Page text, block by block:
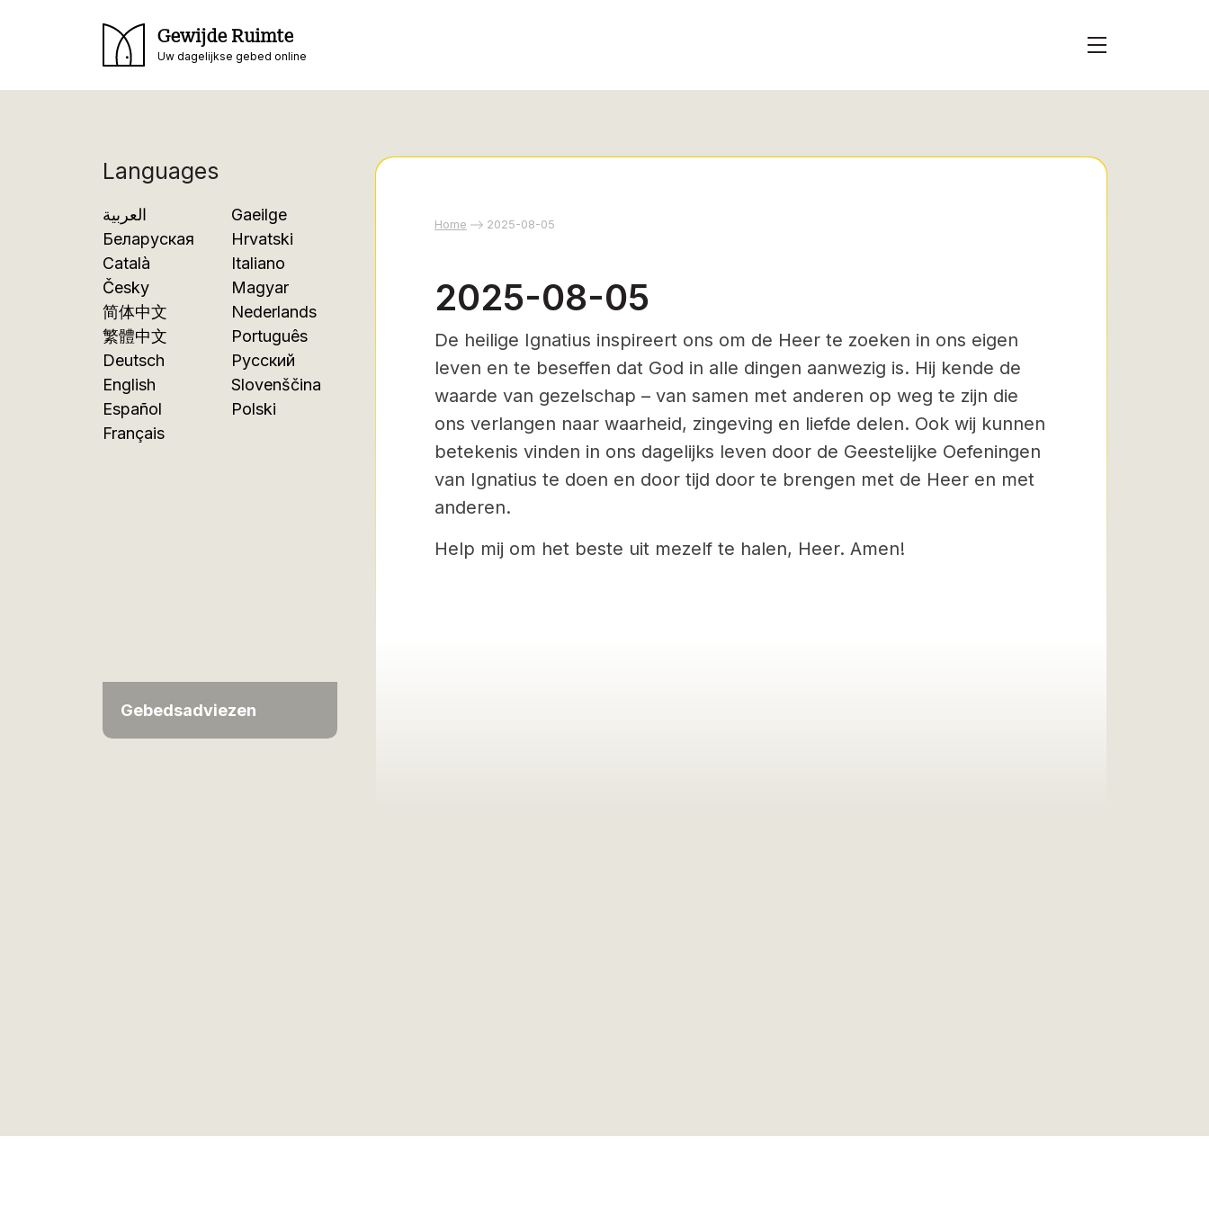
Gewijde Ruimte
Uw dagelijkse gebed online
Languages
العربية
Беларуская
Català
Česky
简体中文
繁體中文
Deutsch
English
Español
Français
Gaeilge
Hrvatski
Italiano
Magyar
Nederlands
Português
Русский
Slovenščina
Polski
Gebedsadviezen
Home 2025-08-05
2025-08-05
De heilige Ignatius inspireert ons om de Heer te zoeken in ons eigen
leven en te beseffen dat God in alle dingen aanwezig is. Hij kende de
waarde van gezelschap – van samen met anderen op weg te zijn die
ons verlangen naar waarheid, zingeving en liefde delen. Ook wij kunnen
betekenis vinden in ons dagelijks leven door de Geestelijke Oefeningen
van Ignatius te doen en door tijd door te brengen met de Heer en met
anderen.
Help mij om het beste uit mezelf te halen, Heer. Amen!